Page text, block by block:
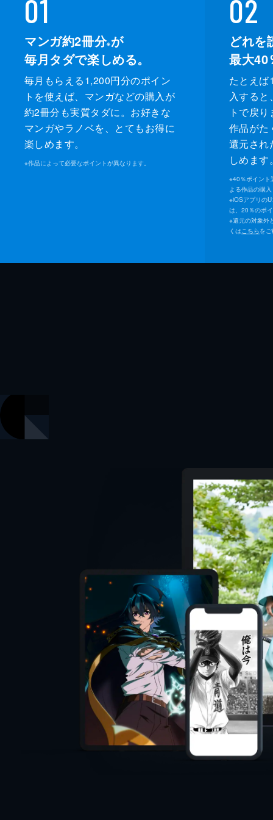
01
マンガ約2冊分※が
毎月タダで楽しめる。
毎月もらえる1,200円分のポイン
トを使えば、マンガなどの購入が
約2冊分も実質タダに。お好きな
マンガやラノベを、とてもお得に
楽しめます。
※作品によって必要なポイントが異なります。
02
どれを
最大40
たとえ
入する
トで戻
作品がた
還元され
しめます
※40％ポイント
よる作品の購
※iOSアプリの
は、20％のポ
※還元の対象外
くはこちらを